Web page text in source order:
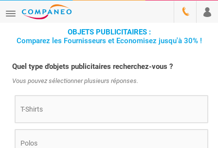
OBJETS PUBLICITAIRES :
Comparez les Fournisseurs et Economisez jusqu'à 30% !
Quel type d'objets publicitaires recherchez-vous ?
Vous pouvez sélectionner plusieurs réponses.
T-Shirts
Polos